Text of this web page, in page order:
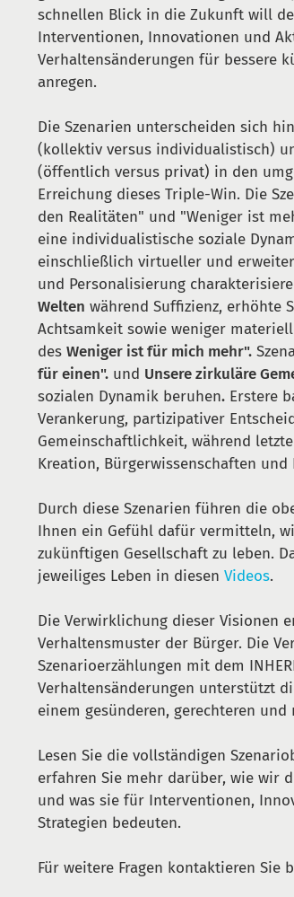
schnellen Blick in die Zukunft will
Interventionen, Innovationen und
Verhaltensänderungen für bessere
anregen.
Die Szenarien unterscheiden sich
(kollektiv versus individualistisch)
(öffentlich versus privat) in den
Erreichung dieses Triple-Win. Die
den Realitäten" und "Weniger ist
eine individualistische soziale
einschließlich virtueller und
und Personalisierung
Welten während Suffizienz, erhöhte
Achtsamkeit sowie weniger
desWeniger ist für mich mehr".
für einen". und Unsere zirkuläre
sozialen Dynamik beruhen. Erstere
Verankerung, partizipativer
Gemeinschaftlichkeit, während
Kreation, Bürgerwissenschaften
Durch diese Szenarien führen die
Ihnen ein Gefühl dafür vermitteln,
zukünftigen Gesellschaft zu leben.
jeweiliges Leben in diesenVideos.
Die Verwirklichung dieser Visionen
Verhaltensmuster der Bürger. Die
Szenarioerzählungen mit dem
Verhaltensänderungen unterstützt
einem gesünderen, gerechteren
Lesen Sie die vollständigen
erfahren Sie mehr darüber, wie wir
und was sie für Interventionen,
Strategien bedeuten.
Für weitere Fragen kontaktieren Sie